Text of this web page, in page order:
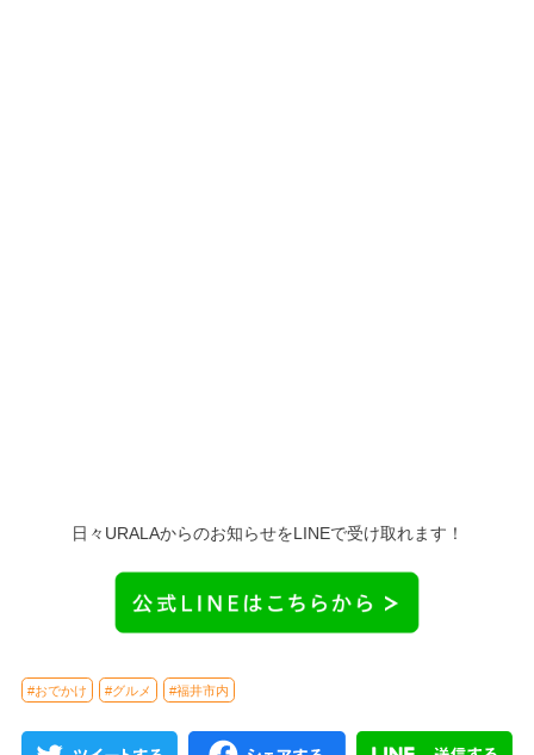
日々URALAからのお知らせをLINEで受け取れます！
#おでかけ #グルメ #福井市内